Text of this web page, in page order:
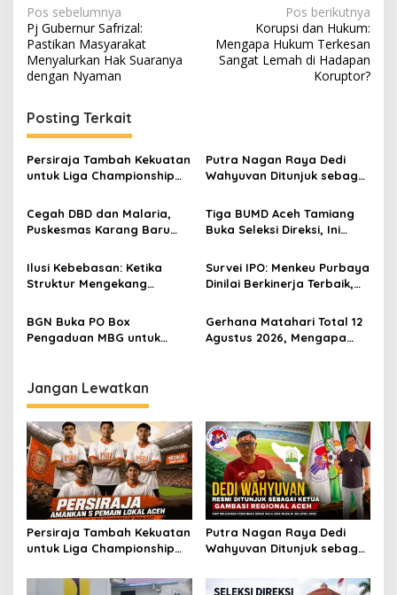
N
a
v
i
g
a
s
i
p
o
s
Pos sebelumnya
Pj Gubernur Safrizal:
Pastikan Masyarakat
Menyalurkan Hak Suaranya
dengan Nyaman
Pos berikutnya
Korupsi dan Hukum:
Mengapa Hukum Terkesan
Sangat Lemah di Hadapan
Koruptor?
Posting Terkait
Persiraja Tambah Kekuatan
untuk Liga Championship
Lokal Aceh Resmi Dikontrak
Putra Nagan Raya Dedi
Wahyuvan Ditunjuk sebagai
Aceh
Cegah DBD dan Malaria,
Puskesmas Karang Baru
Tiga BUMD Aceh Tamiang
Buka Seleksi Direksi, Ini
Pendaftarannya
Ilusi Kebebasan: Ketika
Struktur Mengekang
Survei IPO: Menkeu Purbaya
Dinilai Berkinerja Terbaik,
Tiga Besar
BGN Buka PO Box
Pengaduan MBG untuk
Gerhana Matahari Total 12
Agustus 2026, Mengapa
Jangan Lewatkan
Persiraja Tambah Kekuatan
untuk Liga Championship
Lokal Aceh Resmi Dikontrak
Putra Nagan Raya Dedi
Wahyuvan Ditunjuk sebagai
Aceh